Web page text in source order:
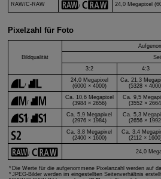
RAW/C-RAW / 24,0 Megapixel
Pixelzahl für Foto
Bildqualität
3:2
4:3
/
24,0 Megapixel
(6000 × 4000)
Ca. 21,3
(5328 ×
/
Ca. 10,6 Megapixel
(3984 × 2656)
Ca. 9,5
(3552 ×
/
Ca. 5,9 Megapixel
(2976 × 1984)
Ca. 5,3
(2656 ×
Ca. 3,8 Megapixel
(2400 × 1600)
Ca. 3,4
(2112 ×
/ 24,0
Die Werte für die aufgenommene Pixelanzahl werden auf
JPEG-Bilder werden im eingestellten Seitenverhältnis